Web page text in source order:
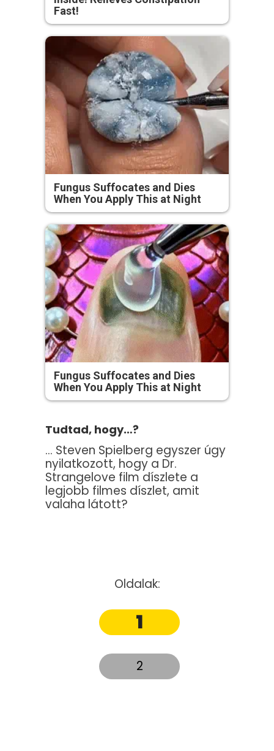
Fast!
Fungus Suffocates and Dies
When You Apply This at Night
Fungus Suffocates and Dies
When You Apply This at Night
Tudtad, hogy…?
… Steven Spielberg egyszer úgy
nyilatkozott, hogy a Dr.
Strangelove film díszlete a
legjobb filmes díszlet, amit
valaha látott?
Oldalak:
1
2